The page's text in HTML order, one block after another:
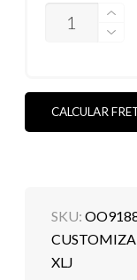
FLAK
24K
POLARIZADAS
QUANTIDADE
CALCULAR
SKU:
XLJ